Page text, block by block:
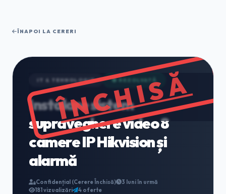
ÎNAPOI LA CERERI
ÎNCHISĂ
IT & TEHNOLOGIE 🟢 REZOLVATĂ
Instalare sistem
supraveghere video 8
camere IP Hikvision și
alarmă
Confidențial (Cerere Închisă)
3 luni în urmă
181 vizualizări
4 oferte